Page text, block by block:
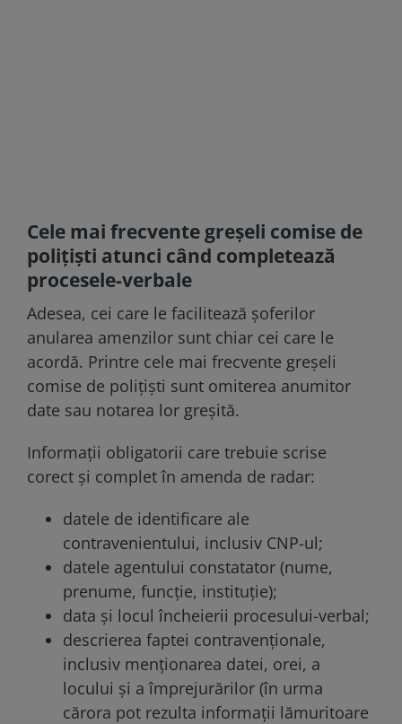
Cele mai frecvente greșeli comise de
polițiști atunci când completează
procesele-verbale
Adesea, cei care le facilitează șoferilor
anularea amenzilor sunt chiar cei care le
acordă. Printre cele mai frecvente greșeli
comise de polițiști sunt omiterea anumitor
date sau notarea lor greșită.
Informații obligatorii care trebuie scrise
corect și complet în amenda de radar:
datele de identificare ale
contravenientului, inclusiv CNP-ul;
datele agentului constatator (nume,
prenume, funcție, instituție);
data și locul încheierii procesului-verbal;
descrierea faptei contravenționale,
inclusiv menționarea datei, orei, a
locului și a împrejurărilor (în urma
cărora pot rezulta informații lămuritoare